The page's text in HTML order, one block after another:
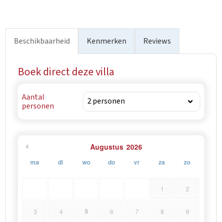
Beschikbaarheid Kenmerken Reviews
Boek direct deze villa
Aantal
personen
Augustus 2026
ma di wo do vr za zo
1 2
3 4 5 6 7 8 9